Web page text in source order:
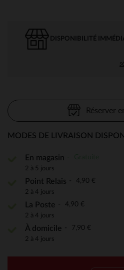
DISPONIBILITÉ
Réserver
MODES DE LIVRAISON
En magasin
2 à 5 jours
Point Relais 4,90 €
2 à 4 jours
La Poste 4,90 €
2 à 4 jours
À domicile 7,90 €
2 à 4 jours